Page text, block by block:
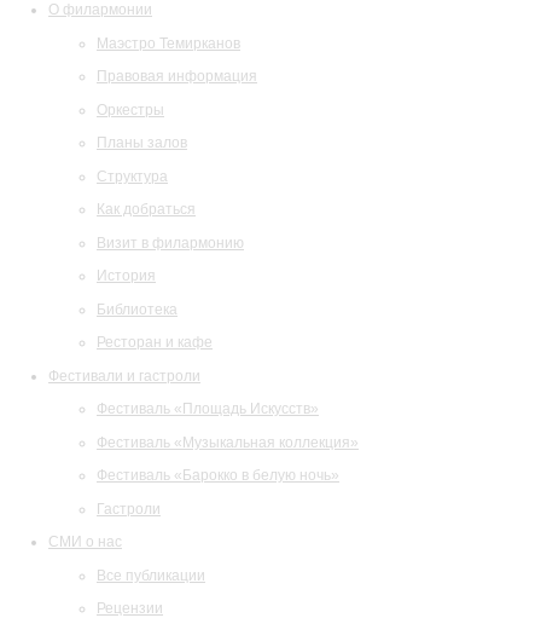
О филармонии
Маэстро Темирканов
Правовая информация
Оркестры
Планы залов
Структура
Как добраться
Визит в филармонию
История
Библиотека
Ресторан и кафе
Фестивали и гастроли
Фестиваль «Площадь Искусств»
Фестиваль «Музыкальная коллекция»
Фестиваль «Барокко в белую ночь»
Гастроли
СМИ о нас
Все публикации
Рецензии